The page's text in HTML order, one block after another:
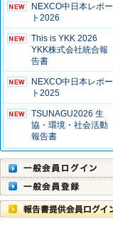
NEXCO中日本レポー
ト2026
This is YKK 2026
YKK株式会社統合報
告書
NEXCO中日本レポー
ト2025
TSUNAGU2026 生
協・環境・社会活動
報告書